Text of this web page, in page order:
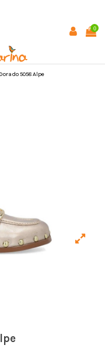
0
5058 Alpe